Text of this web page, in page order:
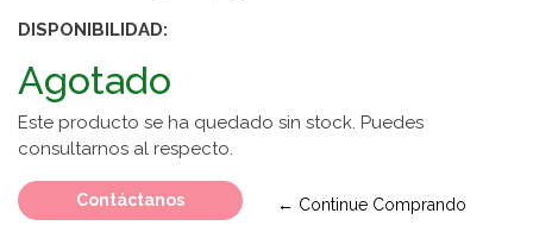
DISPONIBILIDAD:
Agotado
Este producto se ha quedado sin stock. Puedes
consultarnos al respecto.
Contáctanos ← Continue Comprando